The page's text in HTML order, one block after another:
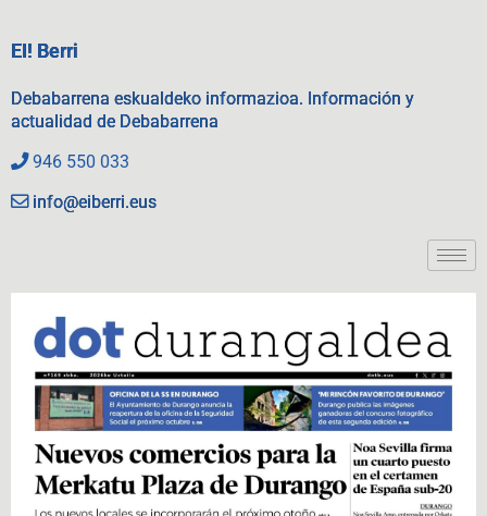
EI! Berri
Debabarrena eskualdeko informazioa. Información y
actualidad de Debabarrena
946 550 033
info@eiberri.eus